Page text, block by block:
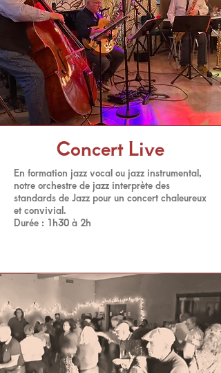
Concert Live
En formation jazz vocal ou jazz instrumental,
notre orchestre de jazz interprète des
standards de Jazz pour un concert chaleureux
et convivial.
Durée : 1h30 à 2h